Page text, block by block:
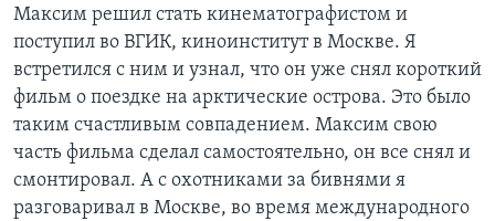
Максим решил стать кинематографистом и
поступил во ВГИК, киноинститут в Москве. Я
встретился с ним и узнал, что он уже снял короткий
фильм о поездке на арктические острова. Это было
таким счастливым совпадением. Максим свою
часть фильма сделал самостоятельно, он все снял и
смонтировал. А с охотниками за бивнями я
разговаривал в Москве, во время международного